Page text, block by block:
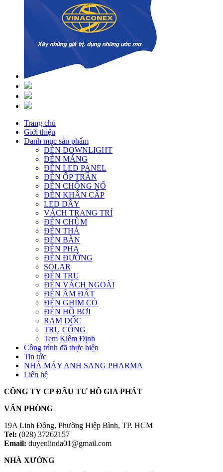
Trang chủ
Giới thiệu
Danh mục sản phẩm
ĐÈN DOWNLIGHT
ĐÈN MÁNG
ĐÈN LED PANEL
ĐÈN ỐP TRẦN
ĐÈN CHỐNG NỔ
ĐÈN KHẨN CẤP
LED DÂY
VÁCH TRANG TRÍ
ĐÈN CHÙM
ĐÈN THẢ
ĐÈN BÀN
ĐÈN PHA
ĐÈN ĐƯỜNG
SOLAR
ĐÈN TRỤ
ĐÈN VÁCH NGOÀI
ĐÈN ÂM ĐẤT
ĐÈN GHIM CỎ
ĐÈN HỒ BƠI
RAM DỐC
TRỤ CỔNG
Tem Kiểm Định
Công trình đã thực hiện
Tin tức
NHÀ MÁY ANH SANG PHARMA
Liên hệ
CÔNG TY CP ĐẦU TƯ HỒ GIA PHÁT
VĂN PHÒNG
19A Linh Đông, Phường Hiệp Bình, TP. HCM
Tel: (028) 37262157
Email: duyenlinda01@gmail.com
NHÀ XƯỞNG